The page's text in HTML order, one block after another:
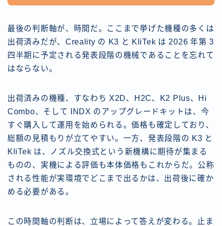
最後の判断軸が、時間だ。ここまで挙げた機種の多くは
出荷済みだが、Creality の K3 と KliTek は 2026 年第 3
四半期に予定される発表段階の機械であることを忘れて
はならない。
出荷済みの機種、すなわち X2D、H2C、K2 Plus、Hi
Combo、そして INDX のアップグレードキットは、今
すぐ購入して運用を始められる。価格も確定しており、
総額の見積もりが立てやすい。一方、発表段階の K3 と
KliTek は、ノズル交換式という新機構に期待が集まる
ものの、実機による評価も本体価格もこれからだ。公称
される性能が実環境でどこまで出るかは、出荷後に確か
める必要がある。
この時間軸の判断は、立場によって答えが変わる。止ま